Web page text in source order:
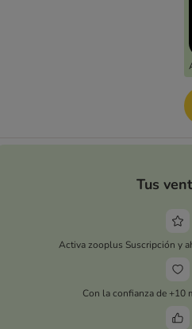
Tus
Activa zooplus Suscripción y
Con la confianza de +10